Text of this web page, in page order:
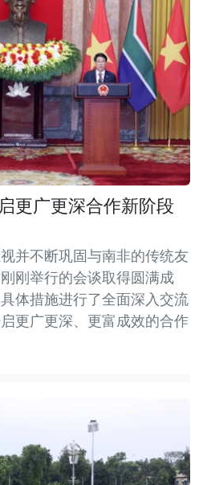
更广更深合作新阶段
并不断巩固与南非的传统友
刚举行的会谈取得圆满成
体措施进行了全面深入交流
更广更深、更富成效的合作